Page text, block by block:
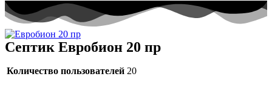
Септик Евробион 20 пр
Количество пользователей 20